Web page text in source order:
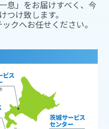
息」をお届けすべく、今
つけ致します。
クへお任せください。